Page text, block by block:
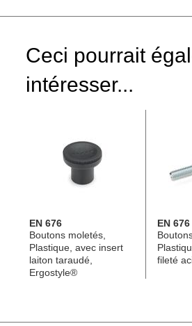
Ceci pourrait
intéresser...
EN 676
Boutons moletés,
Plastique, avec insert
laiton taraudé,
Ergostyle®
EN 676
fileté